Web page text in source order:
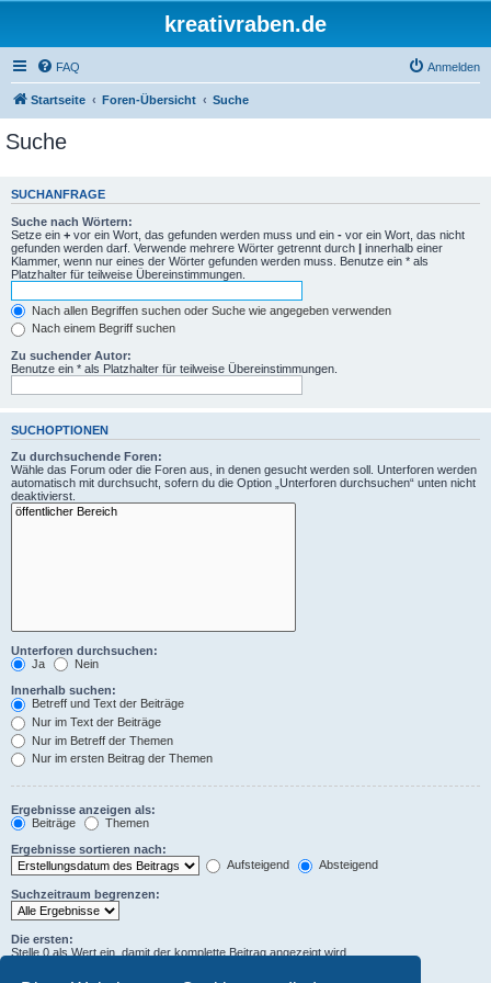
kreativraben.de
FAQ Anmelden
Startseite Foren-Übersicht Suche
Suche
SUCHANFRAGE
Suche nach Wörtern:
Setze ein + vor ein Wort, das gefunden werden muss und ein - vor ein Wort, das nicht
gefunden werden darf. Verwende mehrere Wörter getrennt durch | innerhalb einer
Klammer, wenn nur eines der Wörter gefunden werden muss. Benutze ein * als
Platzhalter für teilweise Übereinstimmungen.
Nach allen Begriffen suchen oder Suche wie angegeben verwenden
Nach einem Begriff suchen
Zu suchender Autor:
Benutze ein * als Platzhalter für teilweise Übereinstimmungen.
SUCHOPTIONEN
Zu durchsuchende Foren:
Wähle das Forum oder die Foren aus, in denen gesucht werden soll. Unterforen werden
automatisch mit durchsucht, sofern du die Option „Unterforen durchsuchen“ unten nicht
deaktivierst.
Unterforen durchsuchen:
Ja
Nein
Innerhalb suchen:
Betreff und Text der Beiträge
Nur im Text der Beiträge
Nur im Betreff der Themen
Nur im ersten Beitrag der Themen
Ergebnisse anzeigen als:
Beiträge
Themen
Ergebnisse sortieren nach:
Aufsteigend
Absteigend
Suchzeitraum begrenzen:
Die ersten:
Stelle 0 als Wert ein, damit der komplette Beitrag angezeigt wird.